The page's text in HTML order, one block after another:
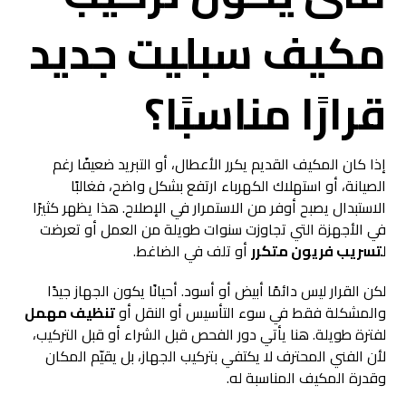
مكيف سبليت جديد
قرارًا مناسبًا؟
إذا كان المكيف القديم يكرر الأعطال، أو التبريد ضعيفًا رغم
الصيانة، أو استهلاك الكهرباء ارتفع بشكل واضح، فغالبًا
الاستبدال يصبح أوفر من الاستمرار في الإصلاح. هذا يظهر كثيرًا
في الأجهزة التي تجاوزت سنوات طويلة من العمل أو تعرضت
لتسريب فريون متكرر أو تلف في الضاغط.
لكن القرار ليس دائمًا أبيض أو أسود. أحيانًا يكون الجهاز جيدًا
والمشكلة فقط في سوء التأسيس أو النقل أوتنظيف مهمل
لفترة طويلة. هنا يأتي دور الفحص قبل الشراء أو قبل التركيب،
لأن الفني المحترف لا يكتفي بتركيب الجهاز، بل يقيّم المكان
وقدرة المكيف المناسبة له.